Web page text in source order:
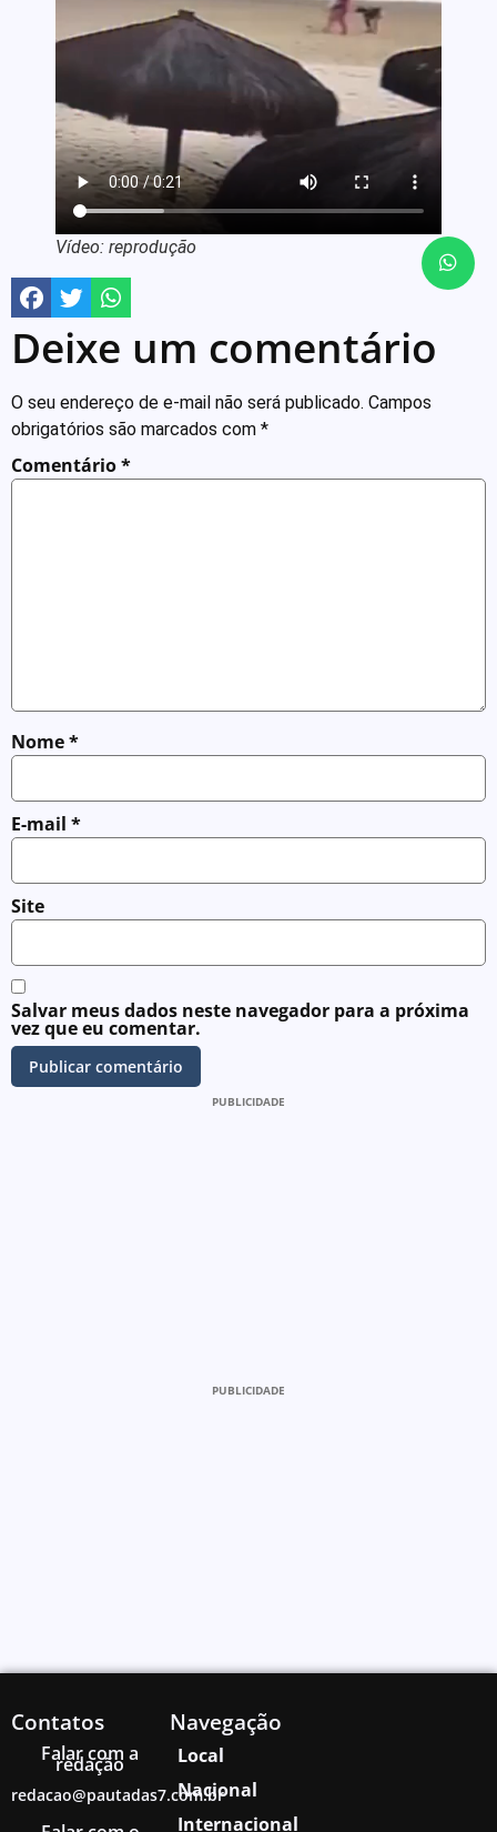
Vídeo: reprodução
Deixe um comentário
O seu endereço de e-mail não será publicado. Campos
obrigatórios são marcados com *
Comentário*
Nome*
E-mail *
Site
Salvar meus dados neste navegador para a próxima
vez que eu comentar.
PUBLICIDADE
PUBLICIDADE
Contatos
Falar com a
redação
redacao@pautadas7.com.br
Navegação
Local
Nacional
Internacional